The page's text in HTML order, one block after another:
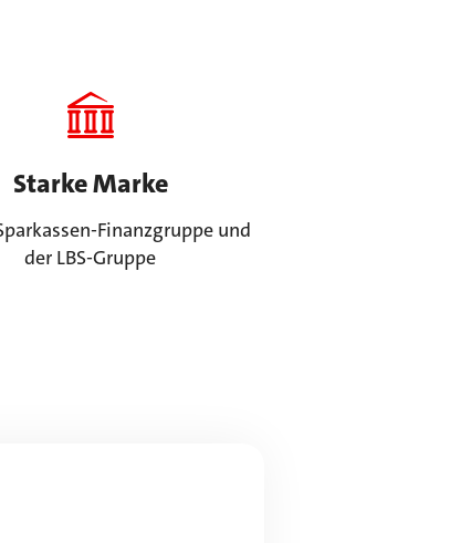
Starke Marke
Finanzgruppe und
der LBS-Gruppe